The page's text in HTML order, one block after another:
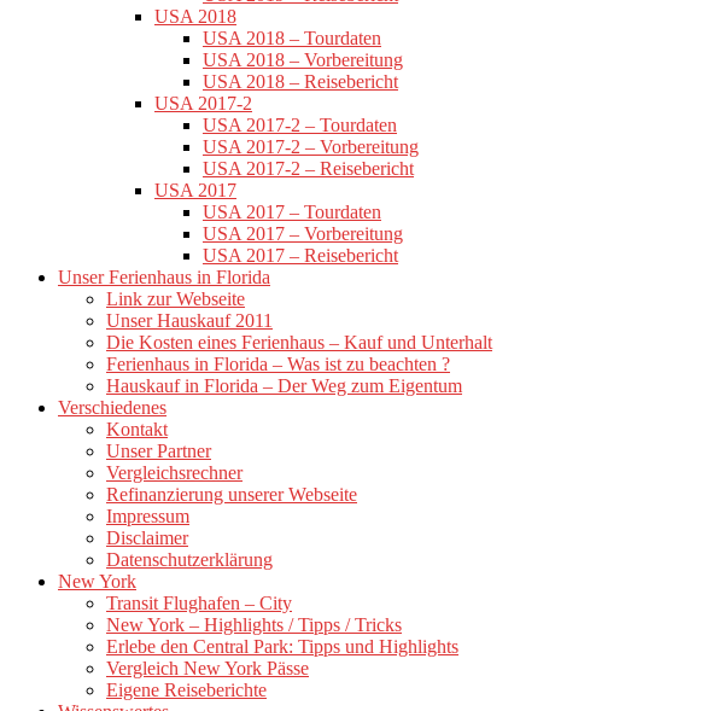
USA 2018
USA 2018 – Tourdaten
USA 2018 – Vorbereitung
USA 2018 – Reisebericht
USA 2017-2
USA 2017-2 – Tourdaten
USA 2017-2 – Vorbereitung
USA 2017-2 – Reisebericht
USA 2017
USA 2017 – Tourdaten
USA 2017 – Vorbereitung
USA 2017 – Reisebericht
Unser Ferienhaus in Florida
Link zur Webseite
Unser Hauskauf 2011
Die Kosten eines Ferienhaus – Kauf und Unterhalt
Ferienhaus in Florida – Was ist zu beachten ?
Hauskauf in Florida – Der Weg zum Eigentum
Verschiedenes
Kontakt
Unser Partner
Vergleichsrechner
Refinanzierung unserer Webseite
Impressum
Disclaimer
Datenschutzerklärung
New York
Transit Flughafen – City
New York – Highlights / Tipps / Tricks
Erlebe den Central Park: Tipps und Highlights
Vergleich New York Pässe
Eigene Reiseberichte